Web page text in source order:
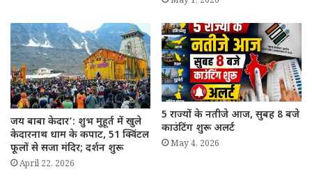
जय बाबा केदार’: शुभ मुहूर्त में खुले
केदारनाथ धाम के कपाट, 51 क्विंटल
फूलों से सजा मंदिर; दर्शन शुरू
April 22, 2026
5 राज्यों के नतीजे आज, सुबह 8 बजे
काउंटिंग शुरू अलर्ट
May 4, 2026